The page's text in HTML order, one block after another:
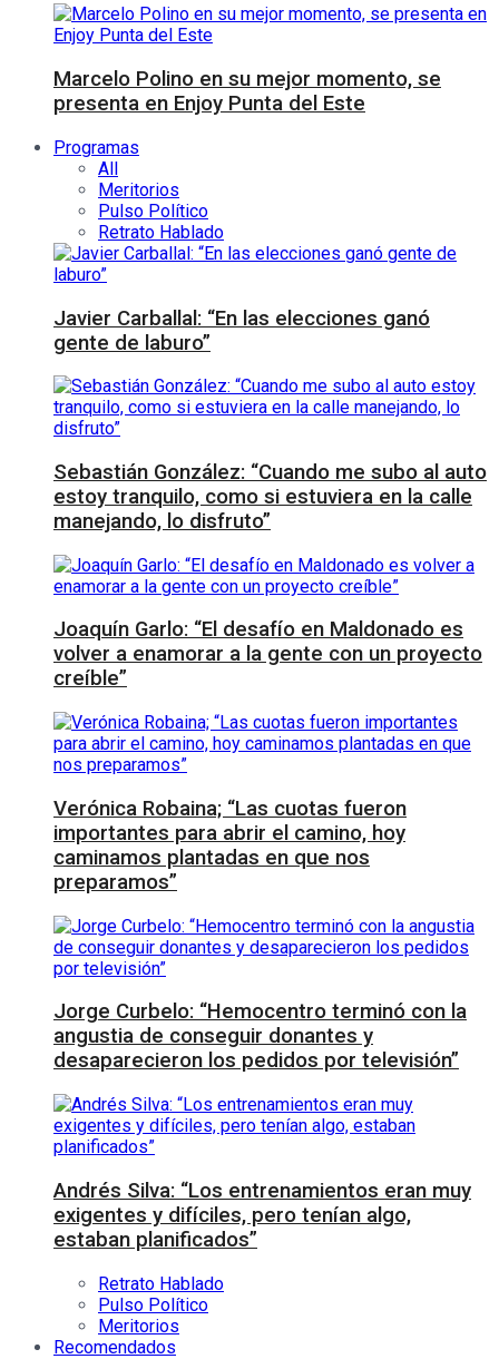
Marcelo Polino en su mejor momento, se
presenta en Enjoy Punta del Este
Programas
All
Meritorios
Pulso Político
Retrato Hablado
Javier Carballal: “En las elecciones ganó
gente de laburo”
Sebastián González: “Cuando me subo al auto
estoy tranquilo, como si estuviera en la calle
manejando, lo disfruto”
Joaquín Garlo: “El desafío en Maldonado es
volver a enamorar a la gente con un proyecto
creíble”
Verónica Robaina; “Las cuotas fueron
importantes para abrir el camino, hoy
caminamos plantadas en que nos
preparamos”
Jorge Curbelo: “Hemocentro terminó con la
angustia de conseguir donantes y
desaparecieron los pedidos por televisión”
Andrés Silva: “Los entrenamientos eran muy
exigentes y difíciles, pero tenían algo,
estaban planificados”
Retrato Hablado
Pulso Político
Meritorios
Recomendados